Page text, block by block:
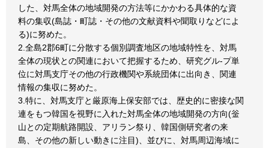
した、対馬全体の地域開発の方法等にかかわる具体的な資
料の集収(島誌・町誌・その他の文献資料や聞取りなどによ
る)に努めた。
2.全島2郡6町に分散する個別調査地区の地域特性を、対馬
全体の現状との関連において把握するため、研究グル-プ単
位に対馬支庁その他の行政機関や系統団体に出向き、関連
情報の集収に努めた。
3.特に、対馬支庁と厳原海上保安部では、歴史的に密接な関
連をもつ韓国を視野に入れた対馬全体の地域開発の方向(釡
山との定期航路開設、アリラン祭り、韓国側研究者の来
島、その他の新しい動きに注目)、並びに、対馬周辺海域に